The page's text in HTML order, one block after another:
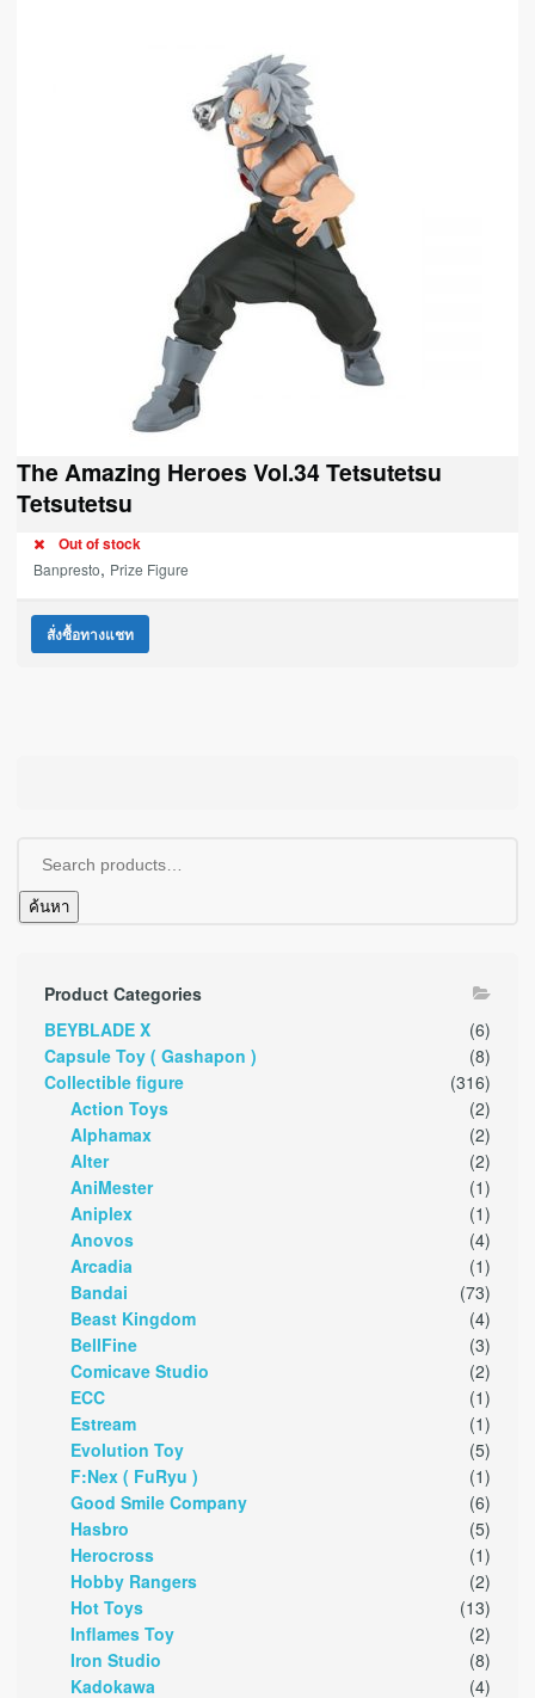
The Amazing Heroes Vol.34 Tetsutetsu
Tetsutetsu
Out of stock
Banpresto, Prize Figure
สั่งซื้อทางแชท
ค้นหา
Product Categories
BEYBLADE X
(6)
Capsule Toy ( Gashapon )
(8)
Collectible figure
(316)
Action Toys
(2)
Alphamax
(2)
Alter
(2)
AniMester
(1)
Aniplex
(1)
Anovos
(4)
Arcadia
(1)
Bandai
(73)
Beast Kingdom
(4)
BellFine
(3)
Comicave Studio
(2)
ECC
(1)
Estream
(1)
Evolution Toy
(5)
F:Nex ( FuRyu )
(1)
Good Smile Company
(6)
Hasbro
(5)
Herocross
(1)
Hobby Rangers
(2)
Hot Toys
(13)
Inflames Toy
(2)
Iron Studio
(8)
Kadokawa
(4)